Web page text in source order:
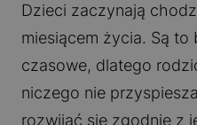
Dzieci zaczynają
miesiącem życia. Są to
czasowe, dlatego
niczego nie
rozwijać się zgodnie z